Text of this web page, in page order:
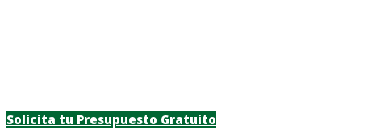
Solicita tu Presupuesto Gratuito